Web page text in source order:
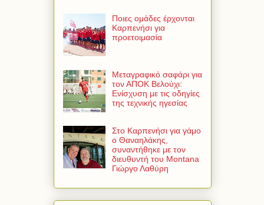
Ποιες ομάδες έρχονται
Καρπενήσι για
προετοιμασία
Μεταγραφικό σαφάρι για
τον ΑΠΟΚ Βελούχι:
Ενίσχυση με τις οδηγίες
της τεχνικής ηγεσίας
Στο Καρπενήσι για γάμο
ο Θαναηλάκης,
συναντήθηκε με τον
διευθυντή του Montana
Γιώργο Λαθύρη